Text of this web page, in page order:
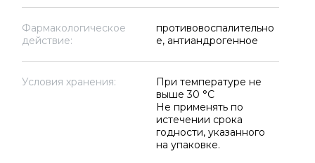
Фармакологическое
действие:
противовоспалительно
е, антиандрогенное
Условия хранения:
При температуре не
выше 30 °C
Не применять по
истечении срока
годности, указанного
на упаковке.